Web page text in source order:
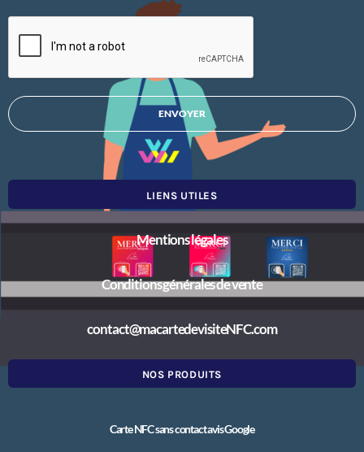
ENVOYER
LIENS UTILES
Mentions légales
Conditions générales de vente
contact@macartedevisiteNFC.com
NOS PRODUITS
Carte NFC sans contact avis Google